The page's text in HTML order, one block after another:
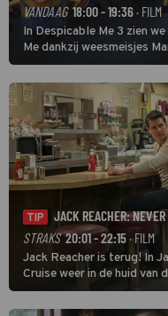
VANDAAG 18:00 - 19:36· FILM
In Despicable Me 3 zien
Me dankzij weesmeisjes
het rechte pad maakte,
TIP
JACK REACHER: NEVER
STRAKS 20:01 - 22:15· FILM
Jack Reacher is terug! In
Cruise weer in de huid van